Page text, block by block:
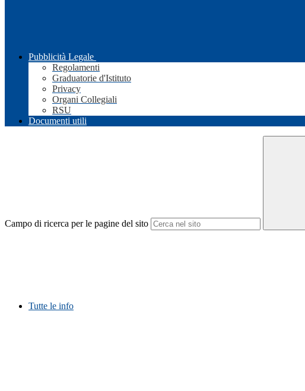
Pubblicità Legale
Regolamenti
Graduatorie d'Istituto
Privacy
Organi Collegiali
RSU
Documenti utili
Campo di ricerca per le pagine del sito
Tutte le info